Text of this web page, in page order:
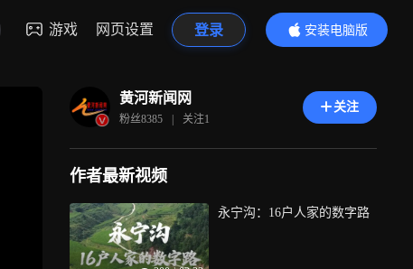
游戏 网页设置 登录
安装电脑版
内容更精彩
黄河新闻网
粉丝8385 | 关注1
关注
作者最新视频
永宁沟：16户人家的数字路